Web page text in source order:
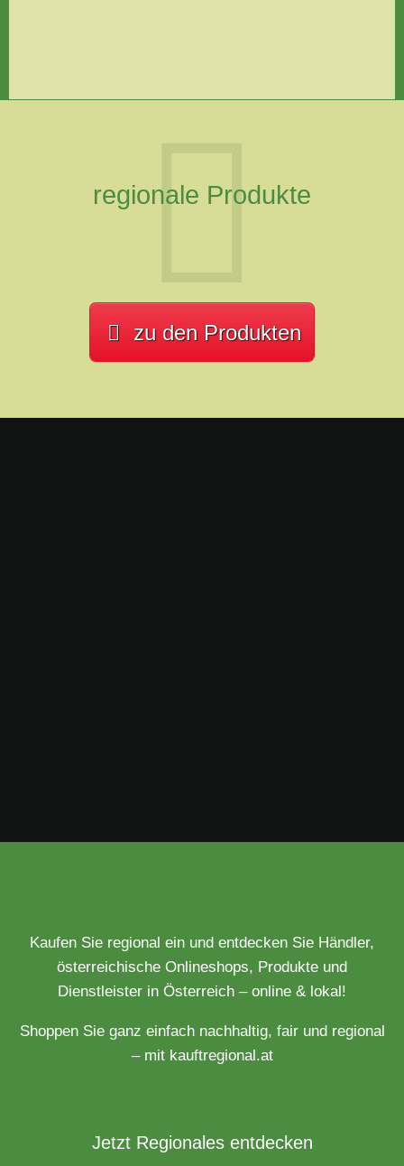
regionale Produkte
zu den Produkten
Kaufen Sie regional ein und entdecken Sie Händler,
österreichische Onlineshops, Produkte und
Dienstleister in Österreich – online & lokal!
Shoppen Sie ganz einfach nachhaltig, fair und regional
– mit kauftregional.at
Jetzt Regionales entdecken